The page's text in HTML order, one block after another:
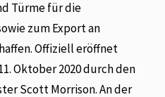
Türme für die
zum Export an
Offiziell eröffnet
Oktober 2020 durch den
Scott Morrison. An der